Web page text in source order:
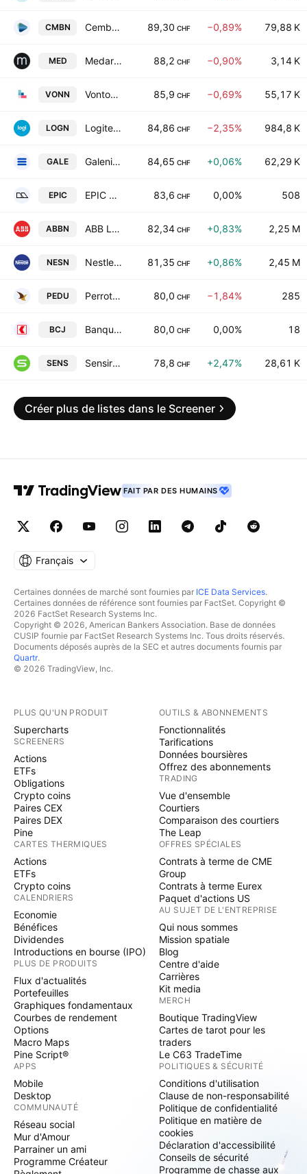
CMBN Cembra Money Bank AG 89,30 CHF −0,89% 79,88 K
MED Medartis Holding AG 88,2 CHF −0,90% 3,14 K
VONN Vontobel Holding AG 85,9 CHF −0,69% 55,17 K
LOGN Logitech International S.A. 84,86 CHF −2,35% 984,8 K
GALE Galenica AG 84,65 CHF +0,06% 62,29 K
EPIC EPIC Suisse Ltd. 83,6 CHF 0,00% 508
ABBN ABB Ltd. 82,34 CHF +0,83% 2,25 M
NESN Nestle S.A. 81,35 CHF +0,86% 2,45 M
PEDU Perrot Duval Holding SA 80,0 CHF −1,84% 285
BCJ Banque Cantonale du Jura 80,0 CHF 0,00% 18
SENS Sensirion Holding AG 78,8 CHF +2,47% 28,61 K
Créer plus de listes dans le Screener
FAIT PAR DES HUMAINS
Français
Certaines données de marché sont fournies par ICE Data Services.
Certaines données de référence sont fournies par FactSet. Copyright ©
2026 FactSet Research Systems Inc.
Copyright © 2026, American Bankers Association. Base de données
CUSIP fournie par FactSet Research Systems Inc. Tous droits réservés.
Documents déposés auprès de la SEC et autres documents fournis par
Quartr.
© 2026 TradingView, Inc.
PLUS QU'UN PRODUIT
Supercharts
SCREENERS
Actions
ETFs
Obligations
Crypto coins
Paires CEX
Paires DEX
Pine
CARTES THERMIQUES
Actions
ETFs
Crypto coins
CALENDRIERS
Economie
Bénéfices
Dividendes
Introductions en bourse (IPO)
PLUS DE PRODUITS
Flux d'actualités
Portefeuilles
Graphiques fondamentaux
Courbes de rendement
Options
Macro Maps
Pine Script®
APPS
Mobile
Desktop
COMMUNAUTÉ
Réseau social
Mur d'Amour
Parrainer un ami
Programme Créateur
OUTILS & ABONNEMENTS
Fonctionnalités
Tarifications
Données boursières
Offrez des abonnements
TRADING
Vue d'ensemble
Courtiers
Comparaison des courtiers
The Leap
OFFRES SPÉCIALES
Contrats à terme de CME
Group
Contrats à terme Eurex
Paquet d'actions US
AU SUJET DE L'ENTREPRISE
Qui nous sommes
Mission spatiale
Blog
Centre d'aide
Carrières
Kit media
MERCH
Boutique TradingView
Cartes de tarot pour les
traders
Le C63 TradeTime
POLITIQUES & SÉCURITÉ
Conditions d'utilisation
Clause de non-responsabilité
Politique de confidentialité
Politique en matière de
cookies
Déclaration d'accessibilité
Conseils de sécurité
Programme de chasse aux